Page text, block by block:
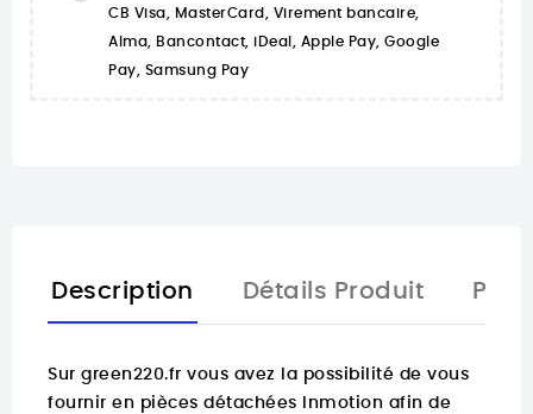
CB Visa, MasterCard, Virement bancaire,
Alma, Bancontact, iDeal, Apple Pay, Google
Pay, Samsung Pay
Description Détails Produit
Sur green220.fr vous avez la possibilité de vous
fournir en pièces détachées Inmotion afin de